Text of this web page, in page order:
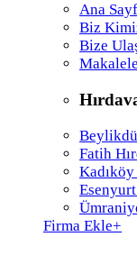
Ana
Biz
Bize
Fatih
Firma Ekle+